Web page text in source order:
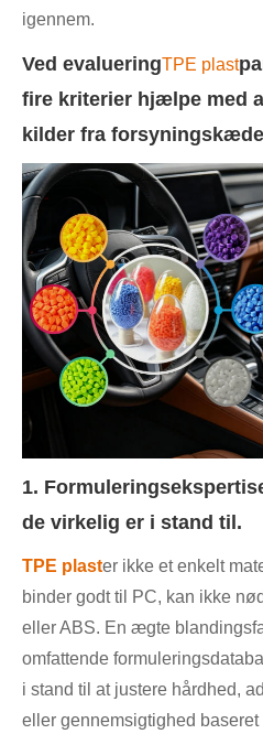
igennem.
Ved evalueringTPE plast
fire kriterier hjælpe med
kilder fra
1.
de virkelig er i stand til.
TPE plaster ikke et enkelt
binder godt til PC, kan ikke
eller ABS. En ægte
omfattende
i stand til at justere hårdhed,
eller gennemsigtighed